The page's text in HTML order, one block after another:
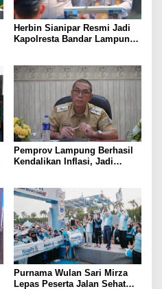
Herbin Sianipar Resmi Jadi
Kapolresta Bandar Lampung,
Pemprov Lampung Berhasil
Kendalikan Inflasi, Jadi
Purnama Wulan Sari Mirza
Lepas Peserta Jalan Sehat